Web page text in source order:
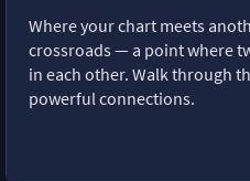
Where your chart meets
crossroads — a point where
in each other. Walk through
powerful connections.